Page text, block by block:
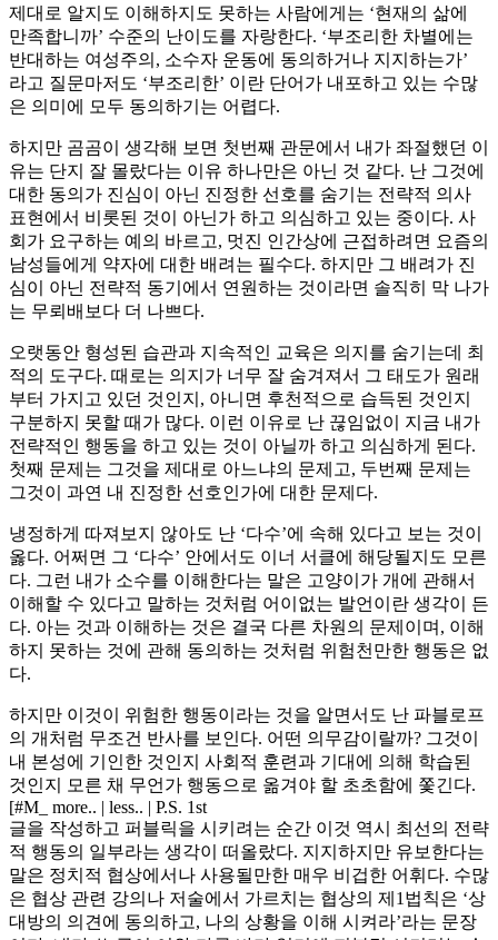
제대로 알지도 이해하지도 못하는 사람에게는 ‘현재의 삶에
만족합니까’ 수준의 난이도를 자랑한다. ‘부조리한 차별에는
반대하는 여성주의, 소수자 운동에 동의하거나 지지하는가’
라고 질문마저도 ‘부조리한’ 이란 단어가 내포하고 있는 수많
은 의미에 모두 동의하기는 어렵다.
하지만 곰곰이 생각해 보면 첫번째 관문에서 내가 좌절했던 이
유는 단지 잘 몰랐다는 이유 하나만은 아닌 것 같다. 난 그것에
대한 동의가 진심이 아닌 진정한 선호를 숨기는 전략적 의사
표현에서 비롯된 것이 아닌가 하고 의심하고 있는 중이다. 사
회가 요구하는 예의 바르고, 멋진 인간상에 근접하려면 요즘의
남성들에게 약자에 대한 배려는 필수다. 하지만 그 배려가 진
심이 아닌 전략적 동기에서 연원하는 것이라면 솔직히 막 나가
는 무뢰배보다 더 나쁘다.
오랫동안 형성된 습관과 지속적인 교육은 의지를 숨기는데 최
적의 도구다. 때로는 의지가 너무 잘 숨겨져서 그 태도가 원래
부터 가지고 있던 것인지, 아니면 후천적으로 습득된 것인지
구분하지 못할 때가 많다. 이런 이유로 난 끊임없이 지금 내가
전략적인 행동을 하고 있는 것이 아닐까 하고 의심하게 된다.
첫째 문제는 그것을 제대로 아느냐의 문제고, 두번째 문제는
그것이 과연 내 진정한 선호인가에 대한 문제다.
냉정하게 따져보지 않아도 난 ‘다수’에 속해 있다고 보는 것이
옳다. 어쩌면 그 ‘다수’ 안에서도 이너 서클에 해당될지도 모른
다. 그런 내가 소수를 이해한다는 말은 고양이가 개에 관해서
이해할 수 있다고 말하는 것처럼 어이없는 발언이란 생각이 든
다. 아는 것과 이해하는 것은 결국 다른 차원의 문제이며, 이해
하지 못하는 것에 관해 동의하는 것처럼 위험천만한 행동은 없
다.
하지만 이것이 위험한 행동이라는 것을 알면서도 난 파블로프
의 개처럼 무조건 반사를 보인다. 어떤 의무감이랄까? 그것이
내 본성에 기인한 것인지 사회적 훈련과 기대에 의해 학습된
것인지 모른 채 무언가 행동으로 옮겨야 할 초초함에 쫓긴다.
[#M_ more.. | less.. | P.S. 1st
글을 작성하고 퍼블릭을 시키려는 순간 이것 역시 최선의 전략
적 행동의 일부라는 생각이 떠올랐다. 지지하지만 유보한다는
말은 정치적 협상에서나 사용될만한 매우 비겁한 어휘다. 수많
은 협상 관련 강의나 저술에서 가르치는 협상의 제1법칙은 ‘상
대방의 의견에 동의하고, 나의 상황을 이해 시켜라’라는 문장